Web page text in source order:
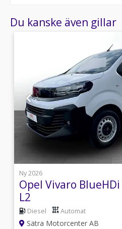
Du kanske även gillar
1
Ny 2026
Opel Vivaro
L2
Diesel Automat
Sätra Motorcenter AB